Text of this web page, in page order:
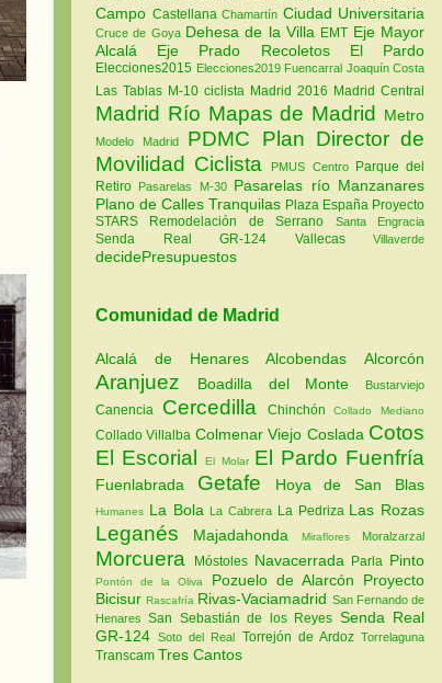
Campo Castellana Chamartín Ciudad Universitaria
Cruce de Goya Dehesa de la Villa EMT Eje Mayor
Alcalá Eje Prado Recoletos El Pardo
Elecciones2015 Elecciones2019 Fuencarral Joaquín Costa
Las Tablas M-10 ciclista Madrid 2016 Madrid Central
Madrid Río Mapas de Madrid Metro
Modelo Madrid PDMC Plan Director de
Movilidad Ciclista
PMUS Centro Parque del
Retiro Pasarelas M-30 Pasarelas río Manzanares
Plano de Calles Tranquilas Plaza España Proyecto
STARS Remodelación de Serrano Santa Engracia
Senda Real GR-124 Vallecas Villaverde
decidePresupuestos
Comunidad de Madrid
Alcalá de HenaresAlcobendas Alcorcón
Aranjuez Boadilla del Monte Bustarviejo
Canencia Cercedilla ChinchónCollado Mediano
Collado Villalba Colmenar Viejo Coslada Cotos
El EscorialEl Molar El Pardo Fuenfría
Fuenlabrada Getafe Hoya de San Blas
Humanes La Bola La Cabrera La Pedriza Las Rozas
Leganés Majadahonda Miraflores Moralzarzal
Morcuera Móstoles Navacerrada Parla Pinto
Pontón de la Oliva Pozuelo de Alarcón Proyecto
BicisurRascafría Rivas-Vaciamadrid San Fernando de
HenaresSan Sebastián de los Reyes Senda Real
GR-124Soto del Real Torrejón de ArdozTorrelaguna
Transcam Tres Cantos